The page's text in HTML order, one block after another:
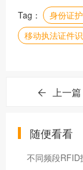
Tag： 身份证
移动执法证件
上一篇
随便看看
不同频段RFID